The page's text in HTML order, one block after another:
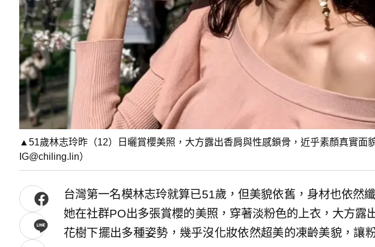
▲51歲林志玲昨（12）日曬賞櫻美照，大方露出香肩與性感鎖骨，近乎素顏真實面
IG@chiling.lin）
台灣第一名模林志玲就算已51歲，但美貌依舊，身材也依然
她在社群PO出多張賞櫻的美照，穿著淡粉色的上衣，大方露
花樹下擺出多種姿勢，幾乎沒化妝依然超美的凍齡美貌，讓